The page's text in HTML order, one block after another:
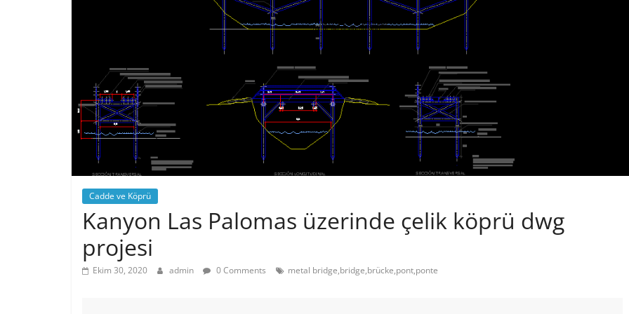
Cadde ve Köprü
Kanyon Las Palomas üzerinde çelik köprü dwg
projesi
Ekim 30, 2020 admin 0 Comments metal bridge,bridge,brücke,pont,ponte